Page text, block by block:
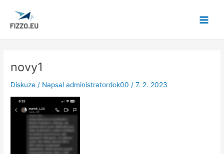
obsah
Menu
novy1
Diskuze / Napsaladministratordok00 /7. 2. 2023
navigation